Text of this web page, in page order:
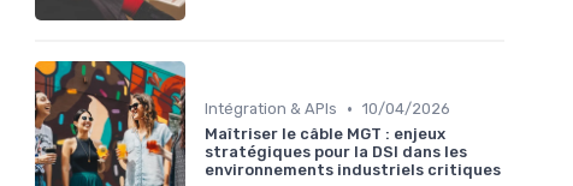
Intégration & APIs • 10/04/2026
Maîtriser le câble MGT : enjeux
stratégiques pour la DSI dans les
environnements industriels critiques